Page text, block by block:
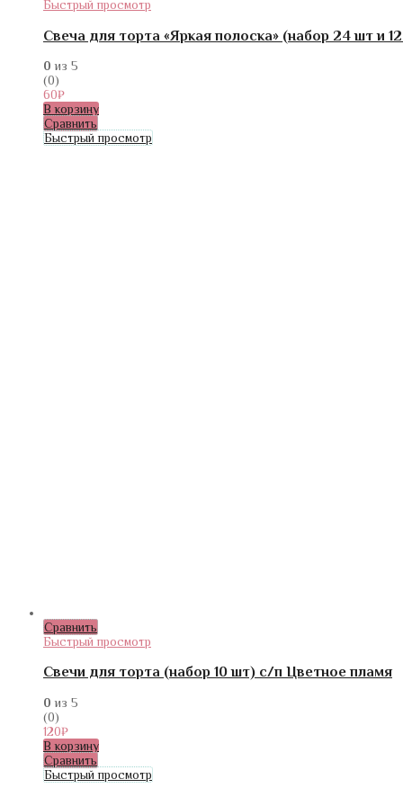
Быстрый просмотр
Свеча для торта «Яркая полоска» (набор 24 шт и
0 из 5
(0)
60₽
В корзину
Сравнить
Быстрый просмотр
Сравнить
Быстрый просмотр
Свечи для торта (набор 10 шт) с/п Цветное пламя
0 из 5
(0)
120₽
В корзину
Сравнить
Быстрый просмотр